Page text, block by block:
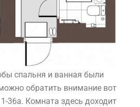
спальня и ванная были
обратить внимание вот
36а. Комната здесь доходит